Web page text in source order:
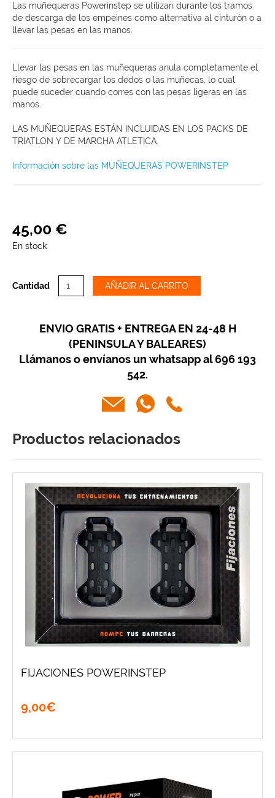
Las muñequeras Powerinstep se utilizan durante los tramos
de descarga de los empeines como alternativa al cinturón o a
llevar las pesas en las manos.
Llevar las pesas en las muñequeras anula completamente el
riesgo de sobrecargar los dedos o las muñecas, lo cual
puede suceder cuando corres con las pesas ligeras en las
manos.
LAS MUÑEQUERAS ESTÁN INCLUIDAS EN LOS PACKS DE
TRIATLON Y DE MARCHA ATLETICA.
Información sobre las MUÑEQUERAS POWERINSTEP
45,00 €
En stock
Cantidad AÑADIR AL CARRITO
ENVIO GRATIS + ENTREGA EN 24-48 H
(PENINSULA Y BALEARES)
Llámanos o envíanos un whatsapp al 696 193
542.
Productos relacionados
FIJACIONES POWERINSTEP
9,00€